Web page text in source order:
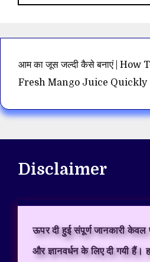
आम का जूस जल्दी कैसे बनाएं | How
Fresh Mango Juice Quickly
Disclaimer
ऊपर दी हुई संपूर्ण जानकारी केवल
और ज्ञानवर्धन के लिए दी गयी हैं।